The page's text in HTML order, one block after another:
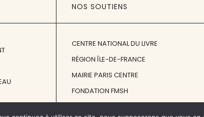
NOS SOUTIENS
CENTRE NATIONAL DU LIVRE
RÉGION ÎLE-DE-FRANCE
MAIRIE PARIS CENTRE
FONDATION FMSH